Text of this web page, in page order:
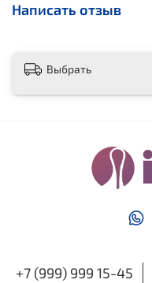
Написать отзыв
Выбрать
+7 (999) 999 15-45